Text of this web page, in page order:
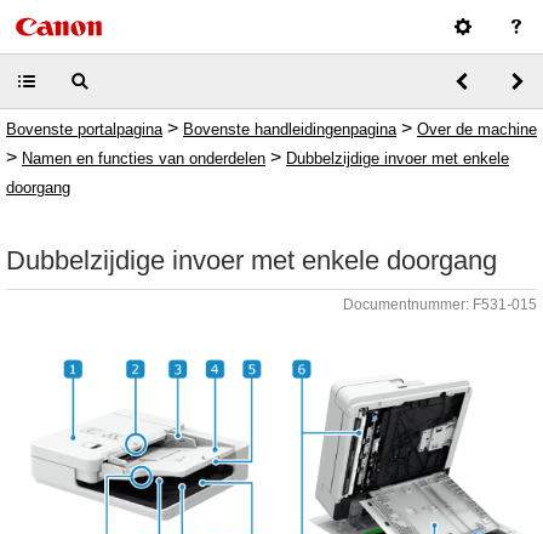
Bovenste portalpagina > Bovenste handleidingenpagina > Over de machine
> Namen en functies van onderdelen > Dubbelzijdige invoer met enkele
doorgang
Dubbelzijdige invoer met enkele doorgang
Documentnummer: F531-015